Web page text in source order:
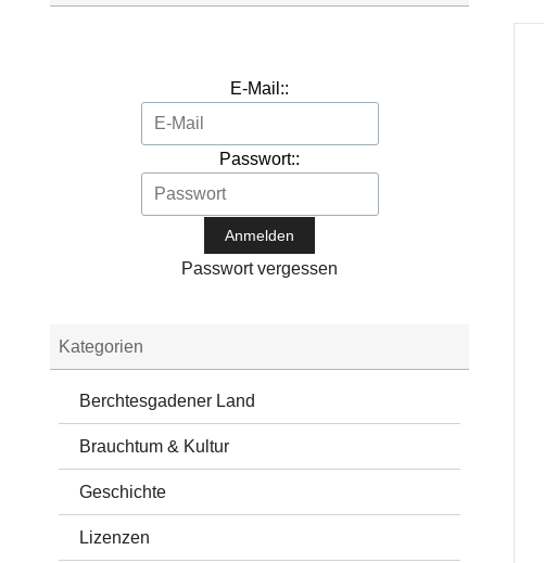
E-Mail::
Passwort::
Passwort vergessen
Kategorien
Berchtesgadener Land
Brauchtum & Kultur
Geschichte
Lizenzen